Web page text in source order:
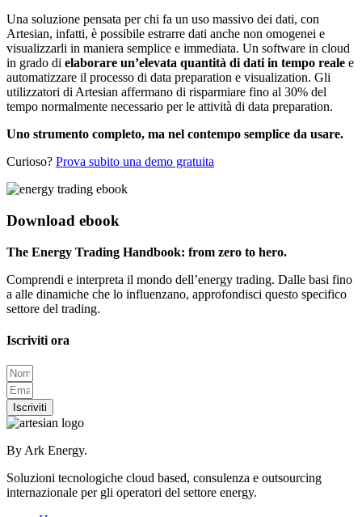
Una soluzione pensata per chi fa un uso massivo dei dati, con
Artesian, infatti, è possibile estrarre dati anche non omogenei e
visualizzarli in maniera semplice e immediata. Un software in cloud
in grado di elaborare un’elevata quantità di dati in tempo reale e
automatizzare il processo di data preparation e visualization. Gli
utilizzatori di Artesian affermano di risparmiare fino al 30% del
tempo normalmente necessario per le attività di data preparation.
Uno strumento completo, ma nel contempo semplice da usare.
Curioso? Prova subito una demo gratuita
Download ebook
The Energy Trading Handbook: from zero to hero.
Comprendi e interpreta il mondo dell’energy trading. Dalle basi fino
a alle dinamiche che lo influenzano, approfondisci questo specifico
settore del trading.
Iscriviti ora
Iscriviti
By Ark Energy.
Soluzioni tecnologiche cloud based, consulenza e outsourcing
internazionale per gli operatori del settore energy.